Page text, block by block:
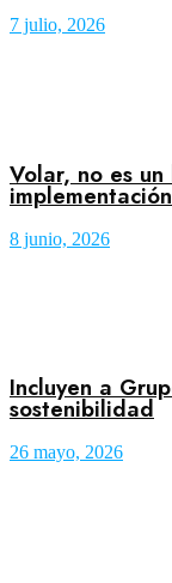
7 julio, 2026
Volar, no es
8 junio, 2026
Incluyen a
sostenibilidad
26 mayo, 2026